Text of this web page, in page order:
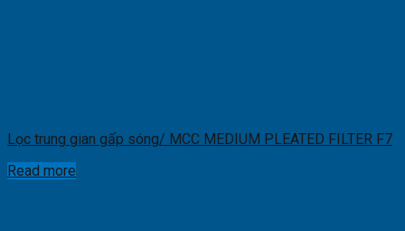
Lọc trung gian gấp sóng/ MCC MEDIUM PLEATED FILTER F7
Read more